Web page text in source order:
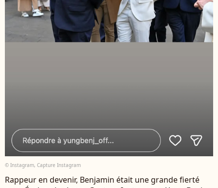
© Instagram, Capture Instagram
Rappeur en devenir, Benjamin était une grande fierté